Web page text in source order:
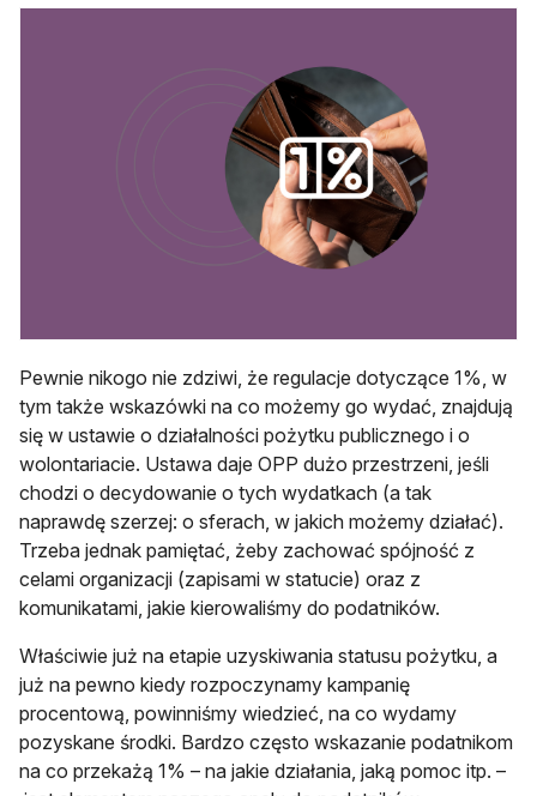
Pewnie nikogo nie zdziwi, że regulacje dotyczące 1%, w
tym także wskazówki na co możemy go wydać, znajdują
się w ustawie o działalności pożytku publicznego i o
wolontariacie. Ustawa daje OPP dużo przestrzeni, jeśli
chodzi o decydowanie o tych wydatkach (a tak
naprawdę szerzej: o sferach, w jakich możemy działać).
Trzeba jednak pamiętać, żeby zachować spójność z
celami organizacji (zapisami w statucie) oraz z
komunikatami, jakie kierowaliśmy do podatników.
Właściwie już na etapie uzyskiwania statusu pożytku, a
już na pewno kiedy rozpoczynamy kampanię
procentową, powinniśmy wiedzieć, na co wydamy
pozyskane środki. Bardzo często wskazanie podatnikom
na co przekażą 1% – na jakie działania, jaką pomoc itp. –